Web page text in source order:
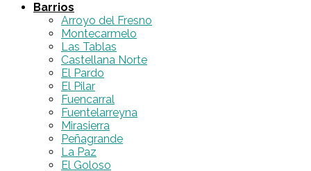
Barrios
Arroyo del Fresno
Montecarmelo
Las Tablas
Castellana Norte
El Pardo
El Pilar
Fuencarral
Fuentelarreyna
Mirasierra
Peñagrande
La Paz
El Goloso